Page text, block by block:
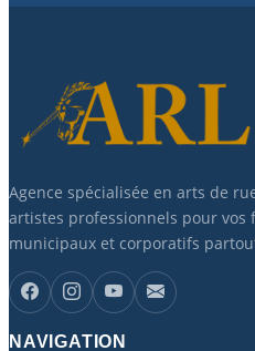
Agence spécialisée en arts de
artistes professionnels pour vos
municipaux et corporatifs
NAVIGATION